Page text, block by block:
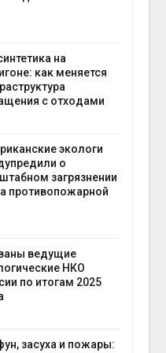
объектов и
контейнерных площадок
Авг 7, 2026
пресной
Авг 6, 2026
Авг 6, 2026